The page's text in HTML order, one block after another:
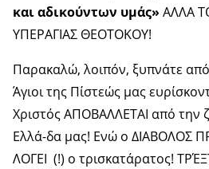
και αδικούντων υμάς» ΑΛΛΑ
ΥΠΕΡΑΓΙΑΣ ΘΕΟΤΟΚΟΥ!
Παρακαλώ, λοιπόν, ξυπνάτε
Άγιοι της Πίστεώς μας
Χριστός ΑΠΟΒΑΛΛΕΤΑΙ από την
Ελλά-δα μας! Ενώ ο ΔΙΑΒΟΛΟΣ
ΛΟΓΕΙ (!) ο τρισκατάρατος!